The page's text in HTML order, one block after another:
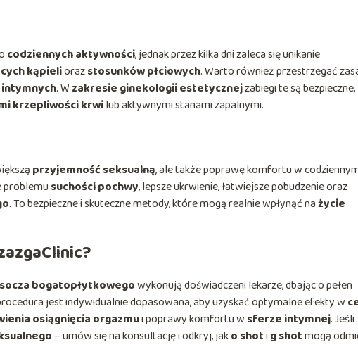
codziennych aktywności, jednak przez kilka dni zaleca się unikanie
kąpieliorazstosunków płciowych. Warto również przestrzegać
. W zakresie ginekologii estetycznejzabiegi te są bezpieczne,
krzepliwości krwilub aktywnymi stanami zapalnymi.
przyjemność seksualną, ale także poprawę komfortu w
problemusuchości pochwy, lepsze ukrwienie, łatwiejsze pobudzenie oraz
. To bezpieczne i skuteczne metody, które mogą realnie wpłynąć nażycie
bogatopłytkowegowykonują doświadczeni lekarze, dbając o pełen
jest indywidualnie dopasowana, aby uzyskać optymalne efekty w
osiągnięcia orgazmui poprawy komfortu w sferze intymnej. Jeśli
– umów się na konsultację i odkryj, jako shoti g shotmogą